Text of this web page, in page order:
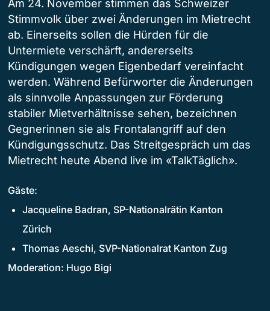
Am 24. November stimmen das Schweizer
Stimmvolk über zwei Änderungen im Mietrecht
ab. Einerseits sollen die Hürden für die
Untermiete verschärft, andererseits
Kündigungen wegen Eigenbedarf vereinfacht
werden. Während Befürworter die Änderungen
als sinnvolle Anpassungen zur Förderung
stabiler Mietverhältnisse sehen, bezeichnen
Gegnerinnen sie als Frontalangriff auf den
Kündigungsschutz. Das Streitgespräch um das
Mietrecht heute Abend live im «TalkTäglich».
Gäste:
Jacqueline Badran, SP-Nationalrätin Kanton
Zürich
Thomas Aeschi, SVP-Nationalrat Kanton Zug
Moderation: Hugo Bigi